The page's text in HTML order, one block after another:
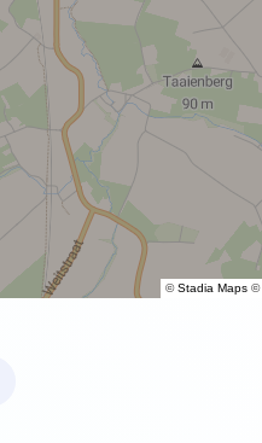
©Stadia Maps ©